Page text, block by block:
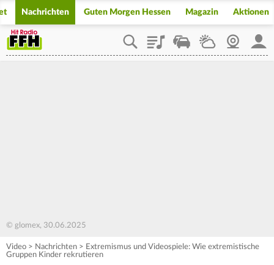
Nachrichten Guten Morgen Hessen Magazin Aktionen
PlaylistStaupilotWetterWebcam
© glomex, 30.06.2025
Video > Nachrichten > Extremismus und Videospiele: Wie extremistische
Gruppen Kinder rekrutieren